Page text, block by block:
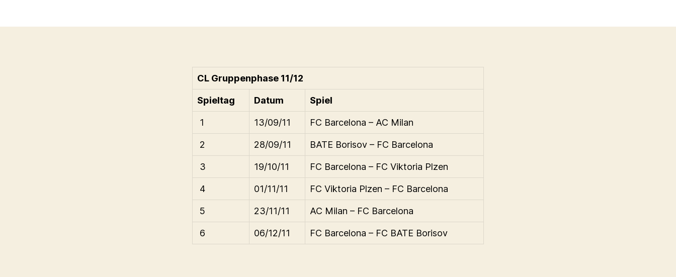
CL Gruppenphase 11/12
Spieltag Datum Spiel
1 13/09/11 FC Barcelona – AC Milan
2 28/09/11 BATE Borisov – FC Barcelona
3 19/10/11 FC Barcelona – FC Viktoria Plzen
4 01/11/11 FC Viktoria Plzen – FC Barcelona
5 23/11/11 AC Milan – FC Barcelona
6 06/12/11 FC Barcelona – FC BATE Borisov